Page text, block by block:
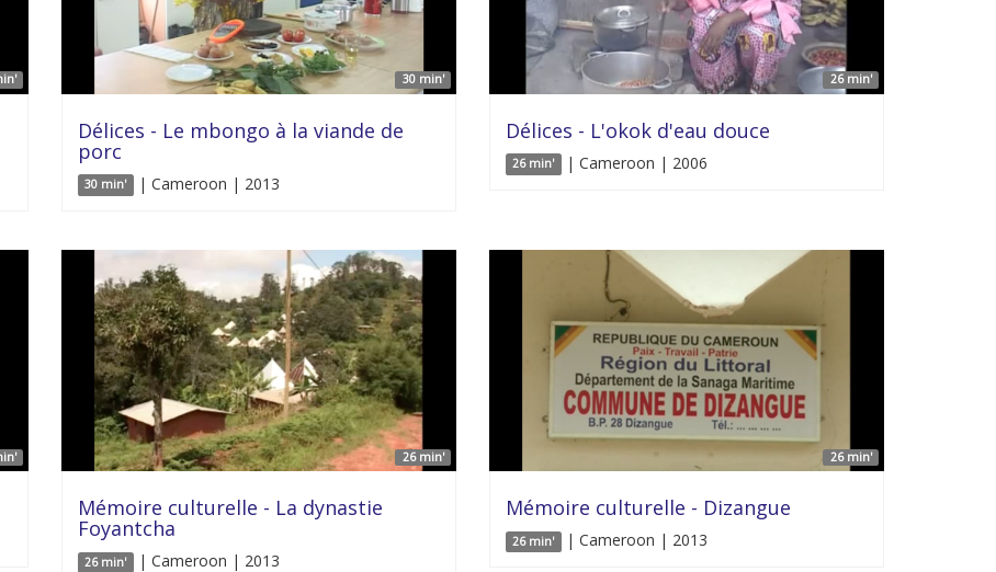
30 min'
Délices - Le mbongo à la viande de
porc
30 min' | Cameroon | 2013
26 min'
Délices - L'okok d'eau douce
26 min' | Cameroon | 2006
26 min'
Mémoire culturelle - La dynastie
Foyantcha
26 min' | Cameroon | 2013
26 min'
Mémoire culturelle - Dizangue
26 min' | Cameroon | 2013